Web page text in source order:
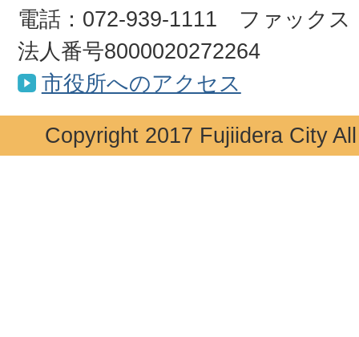
電話：072-939-1111 ファックス
法人番号8000020272264
市役所へのアクセス
Copyright 2017 Fujiidera City